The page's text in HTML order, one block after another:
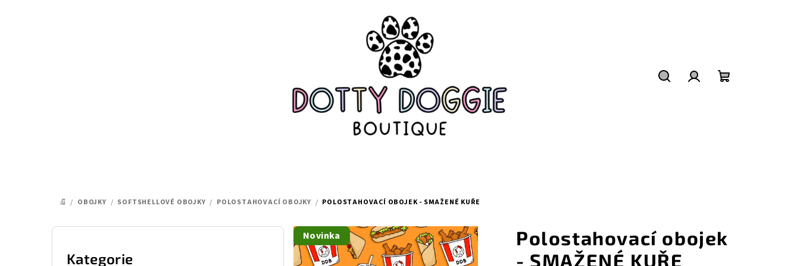
DOMŮ
/ OBOJKY / SOFTSHELLOVÉ OBOJKY / POLOSTAHOVACÍ OBOJKY / POLOSTAHOVACÍ OBOJEK - SMAŽENÉ KUŘE
Přeskočit
Kategorie
Polostahovací obojek
- SMAŽENÉ KUŘE
Novinka